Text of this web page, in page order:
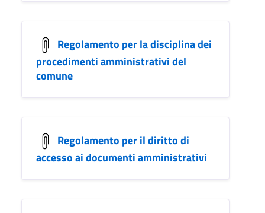
Regolamento per la disciplina dei
procedimenti amministrativi del
comune
Regolamento per il diritto di
accesso ai documenti amministrativi